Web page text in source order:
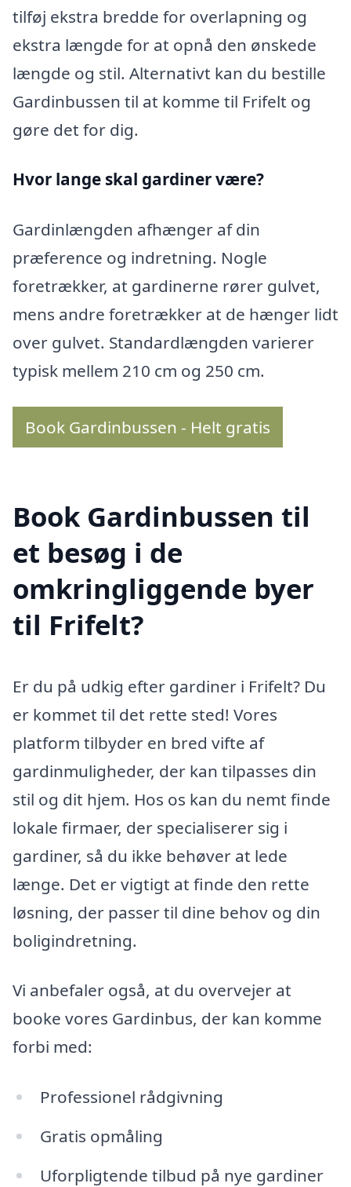
tilføj ekstra bredde for overlapning og
ekstra længde for at opnå den ønskede
længde og stil. Alternativt kan du bestille
Gardinbussen til at komme til Frifelt og
gøre det for dig.
Hvor lange skal gardiner være?
Gardinlængden afhænger af din
præference og indretning. Nogle
foretrækker, at gardinerne rører gulvet,
mens andre foretrækker at de hænger lidt
over gulvet. Standardlængden varierer
typisk mellem 210 cm og 250 cm.
Book Gardinbussen - Helt gratis
Book Gardinbussen til
et besøg i de
omkringliggende byer
til Frifelt?
Er du på udkig efter gardiner i Frifelt? Du
er kommet til det rette sted! Vores
platform tilbyder en bred vifte af
gardinmuligheder, der kan tilpasses din
stil og dit hjem. Hos os kan du nemt finde
lokale firmaer, der specialiserer sig i
gardiner, så du ikke behøver at lede
længe. Det er vigtigt at finde den rette
løsning, der passer til dine behov og din
boligindretning.
Vi anbefaler også, at du overvejer at
booke vores Gardinbus, der kan komme
forbi med:
Professionel rådgivning
Gratis opmåling
Uforpligtende tilbud på nye gardiner